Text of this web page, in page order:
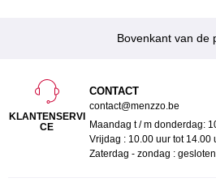
Bovenkant van de
KLANTENSERVI
CE
CONTACT
contact@menzzo.be
Maandag t / m donderdag:
Vrijdag : 10.00 uur tot 14.00
Zaterdag - zondag : gesloten